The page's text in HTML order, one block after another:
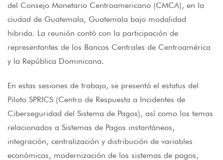
del Consejo Monetario Centroamericano (CMCA), en la
ciudad de Guatemala, Guatemala bajo modalidad
hibrida. La reunión contó con la participación de
representantes de los Bancos Centrales de Centroamérica
y la República Dominicana.
En estas sesiones de trabajo, se presentó el estatus del
Piloto SPRICS (Centro de Respuesta a Incidentes de
Ciberseguridad del Sistema de Pagos), así como los temas
relacionados a Sistemas de Pagos instantáneos,
integración, centralización y distribución de variables
económicas, modernización de los sistemas de pagos,